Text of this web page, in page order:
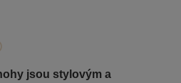
jsou stylovým a